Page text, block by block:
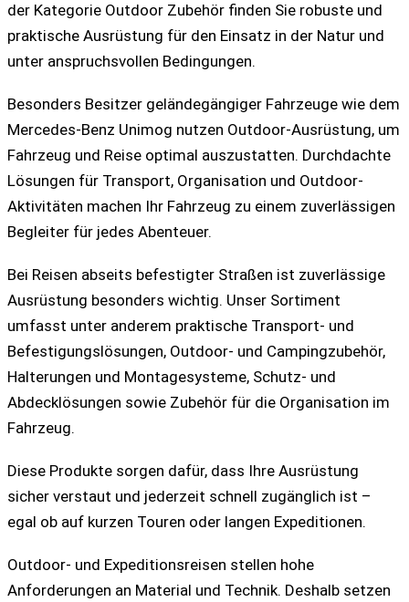
der Kategorie Outdoor Zubehör finden Sie robuste und
praktische Ausrüstung für den Einsatz in der Natur und
unter anspruchsvollen Bedingungen.
Besonders Besitzer geländegängiger Fahrzeuge wie dem
Mercedes-Benz Unimog nutzen Outdoor-Ausrüstung, um
Fahrzeug und Reise optimal auszustatten. Durchdachte
Lösungen für Transport, Organisation und Outdoor-
Aktivitäten machen Ihr Fahrzeug zu einem zuverlässigen
Begleiter für jedes Abenteuer.
Bei Reisen abseits befestigter Straßen ist zuverlässige
Ausrüstung besonders wichtig. Unser Sortiment
umfasst unter anderem praktische Transport- und
Befestigungslösungen, Outdoor- und Campingzubehör,
Halterungen und Montagesysteme, Schutz- und
Abdecklösungen sowie Zubehör für die Organisation im
Fahrzeug.
Diese Produkte sorgen dafür, dass Ihre Ausrüstung
sicher verstaut und jederzeit schnell zugänglich ist –
egal ob auf kurzen Touren oder langen Expeditionen.
Outdoor- und Expeditionsreisen stellen hohe
Anforderungen an Material und Technik. Deshalb setzen